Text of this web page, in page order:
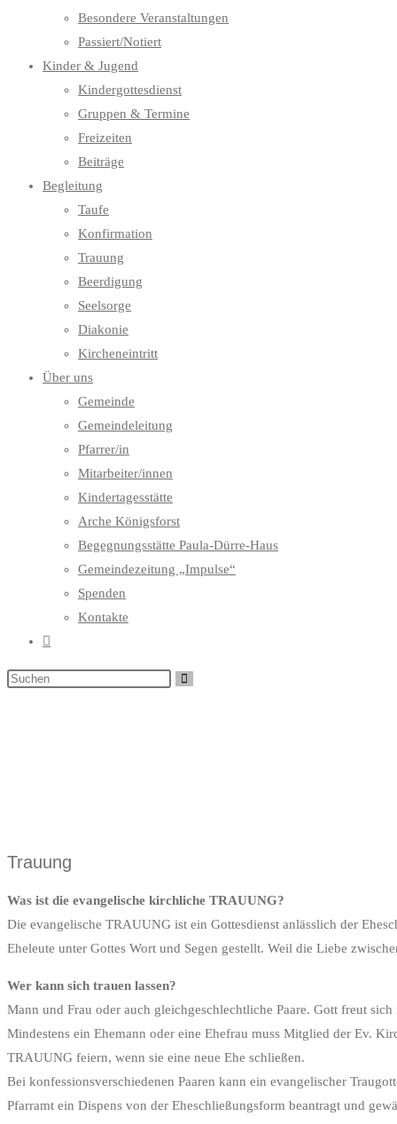
Besondere Veranstaltungen
Passiert/Notiert
Kinder & Jugend
Kindergottesdienst
Gruppen & Termine
Freizeiten
Beiträge
Begleitung
Taufe
Konfirmation
Trauung
Beerdigung
Seelsorge
Diakonie
Kircheneintritt
Über uns
Gemeinde
Gemeindeleitung
Pfarrer/in
Mitarbeiter/innen
Kindertagesstätte
Arche Königsforst
Begegnungsstätte Paula-Dürre-Haus
Gemeindezeitung „Impulse“
Spenden
Kontakte
Website-
umschalten
Trauung
Was ist die evangelische kirchliche TRAUUNG?
Die evangelische TRAUUNG ist ein Gottesdienst anlässlich der
Eheleute unter Gottes Wort und Segen gestellt. Weil die Liebe
Wer kann sich trauen lassen?
Mann und Frau oder auch gleichgeschlechtliche Paare. Gott freut
Mindestens ein Ehemann oder eine Ehefrau muss Mitglied der Ev.
TRAUUNG feiern, wenn sie eine neue Ehe schließen.
Bei konfessionsverschiedenen Paaren kann ein evangelischer
Pfarramt ein Dispens von der Eheschließungsform beantragt und